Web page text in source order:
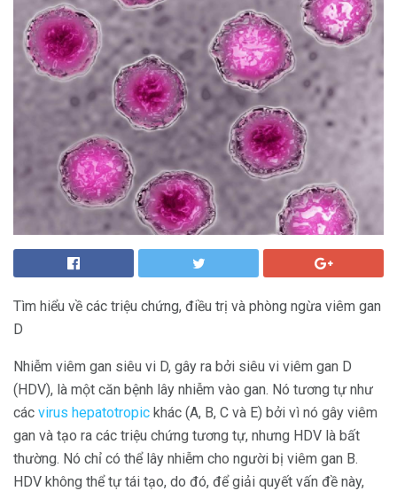
Tìm hiểu về các triệu chứng, điều trị và phòng ngừa viêm gan
D
Nhiễm viêm gan siêu vi D, gây ra bởi siêu vi viêm gan D
(HDV), là một căn bệnh lây nhiễm vào gan. Nó tương tự như
các virus hepatotropic khác (A, B, C và E) bởi vì nó gây viêm
gan và tạo ra các triệu chứng tương tự, nhưng HDV là bất
thường. Nó chỉ có thể lây nhiễm cho người bị viêm gan B.
HDV không thể tự tái tạo, do đó, để giải quyết vấn đề này,